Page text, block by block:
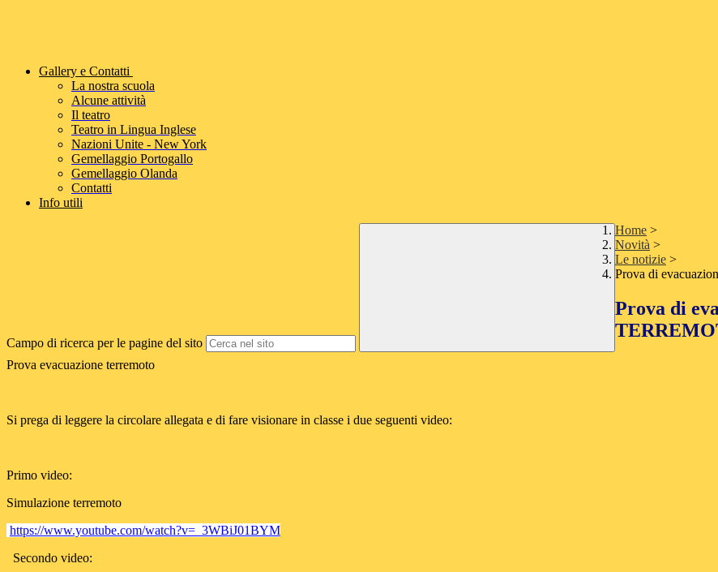
Gallery e Contatti
La nostra scuola
Alcune attività
Il teatro
Teatro in Lingua Inglese
Nazioni Unite - New York
Gemellaggio Portogallo
Gemellaggio Olanda
Contatti
Info utili
Campo di ricerca per le pagine del sito
Home >
Novità >
Le notizie >
Prova di
Prova di
Prova evacuazione terremoto
Si prega di leggere la circolare allegata e di fare visionare in classe i due seguenti video:
Primo video:
Simulazione terremoto
https://www.youtube.com/watch?v=_3WBiJ01BYM
Secondo video: